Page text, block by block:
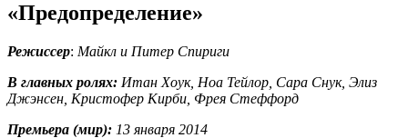
«Предопределение»
Режиссер: Майкл и Питер Спириги
В главных ролях: Итан Хоук, Ноа Тейлор, Сара Снук, Элиз
Джэнсен, Кристофер Кирби, Фрея Стеффорд
Премьера (мир): 13 января 2014